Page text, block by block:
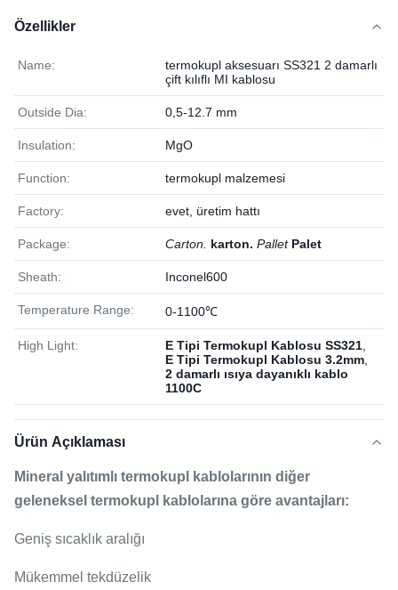
Özellikler
Name:
termokupl aksesuarı SS321 2 damarlı
çift kılıflı MI kablosu
Outside Dia: 0,5-12.7 mm
Insulation: MgO
Function: termokupl malzemesi
Factory: evet, üretim hattı
Package: Carton. karton. Pallet Palet
Sheath: Inconel600
Temperature Range: 0-1100℃
High Light: E Tipi Termokupl Kablosu SS321
E Tipi Termokupl Kablosu 3.2mm
2 damarlı ısıya dayanıklı kablo
1100C
Ürün Açıklaması
Mineral yalıtımlı termokupl kablolarının diğer
geleneksel termokupl kablolarına göre avantajları:
Geniş sıcaklık aralığı
Mükemmel tekdüzelik